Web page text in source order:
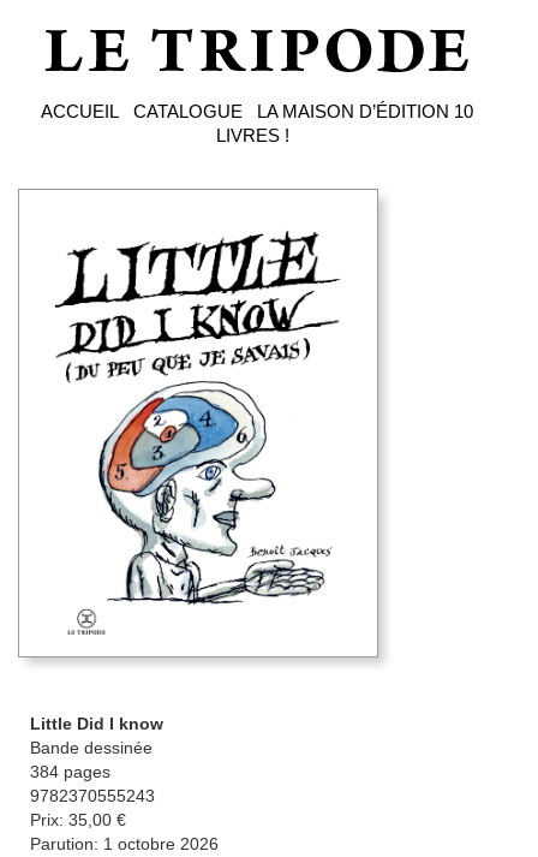
ACCUEIL CATALOGUE LA MAISON D’ÉDITION 10
LIVRES !
Little Did I know
Bande dessinée
384 pages
9782370555243
Prix: 35,00 €
Parution: 1 octobre 2026